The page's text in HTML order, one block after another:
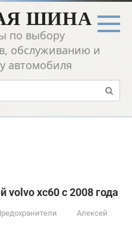
ШИНА
по выбору
обслуживанию и
автомобиля
volvo xc60 с 2008 года
Алексей